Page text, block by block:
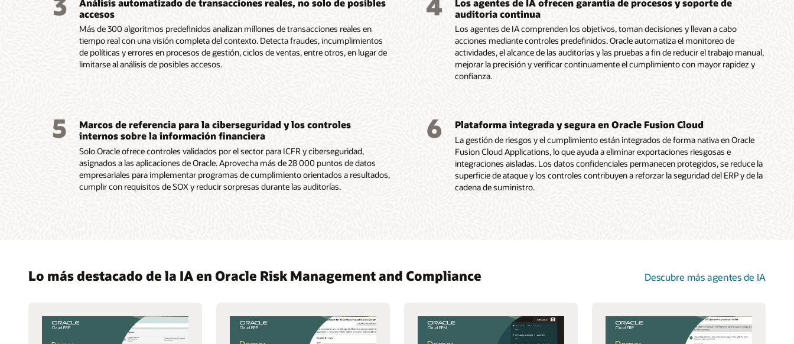
Consulta la hoja de datos de Risk Management and
Consulta la hoja de datos de Risk Management and
Compliance (PDF)
Consulta la hoja de datos de Risk Management and
Análisis automatizado de transacciones reales, no solo de posibles
accesos
Más de 300 algoritmos predefinidos analizan millones de transacciones reales en
tiempo real con una visión completa del contexto. Detecta fraudes, incumplimientos
de políticas y errores en procesos de gestión, ciclos de ventas, entre otros, en lugar de
limitarse al análisis de posibles accesos.
Los agentes de IA ofrecen garantía de procesos y soporte de
auditoría continua
Los agentes de IA comprenden los objetivos, toman decisiones y llevan a cabo
acciones mediante controles predefinidos. Oracle automatiza el monitoreo de
actividades, el alcance de las auditorías y las pruebas a fin de reducir el trabajo manual,
mejorar la precisión y verificar continuamente el cumplimiento con mayor rapidez y
confianza.
5
Marcos de referencia para la ciberseguridad y los controles
internos sobre la información financiera
Solo Oracle ofrece controles validados por el sector para ICFR y ciberseguridad,
asignados a las aplicaciones de Oracle. Aprovecha más de 28 000 puntos de datos
empresariales para implementar programas de cumplimiento orientados a resultados,
cumplir con requisitos de SOX y reducir sorpresas durante las auditorías.
6 Plataforma integrada y segura en Oracle Fusion Cloud
La gestión de riesgos y el cumplimiento están integrados de forma nativa en Oracle
Fusion Cloud Applications, lo que ayuda a eliminar exportaciones riesgosas e
integraciones aisladas. Los datos confidenciales permanecen protegidos, se reduce la
superficie de ataque y los controles contribuyen a reforzar la seguridad del ERP y de la
cadena de suministro.
Lo más destacado de la IA en Oracle Risk Management and Compliance Descubre más agentes de IA